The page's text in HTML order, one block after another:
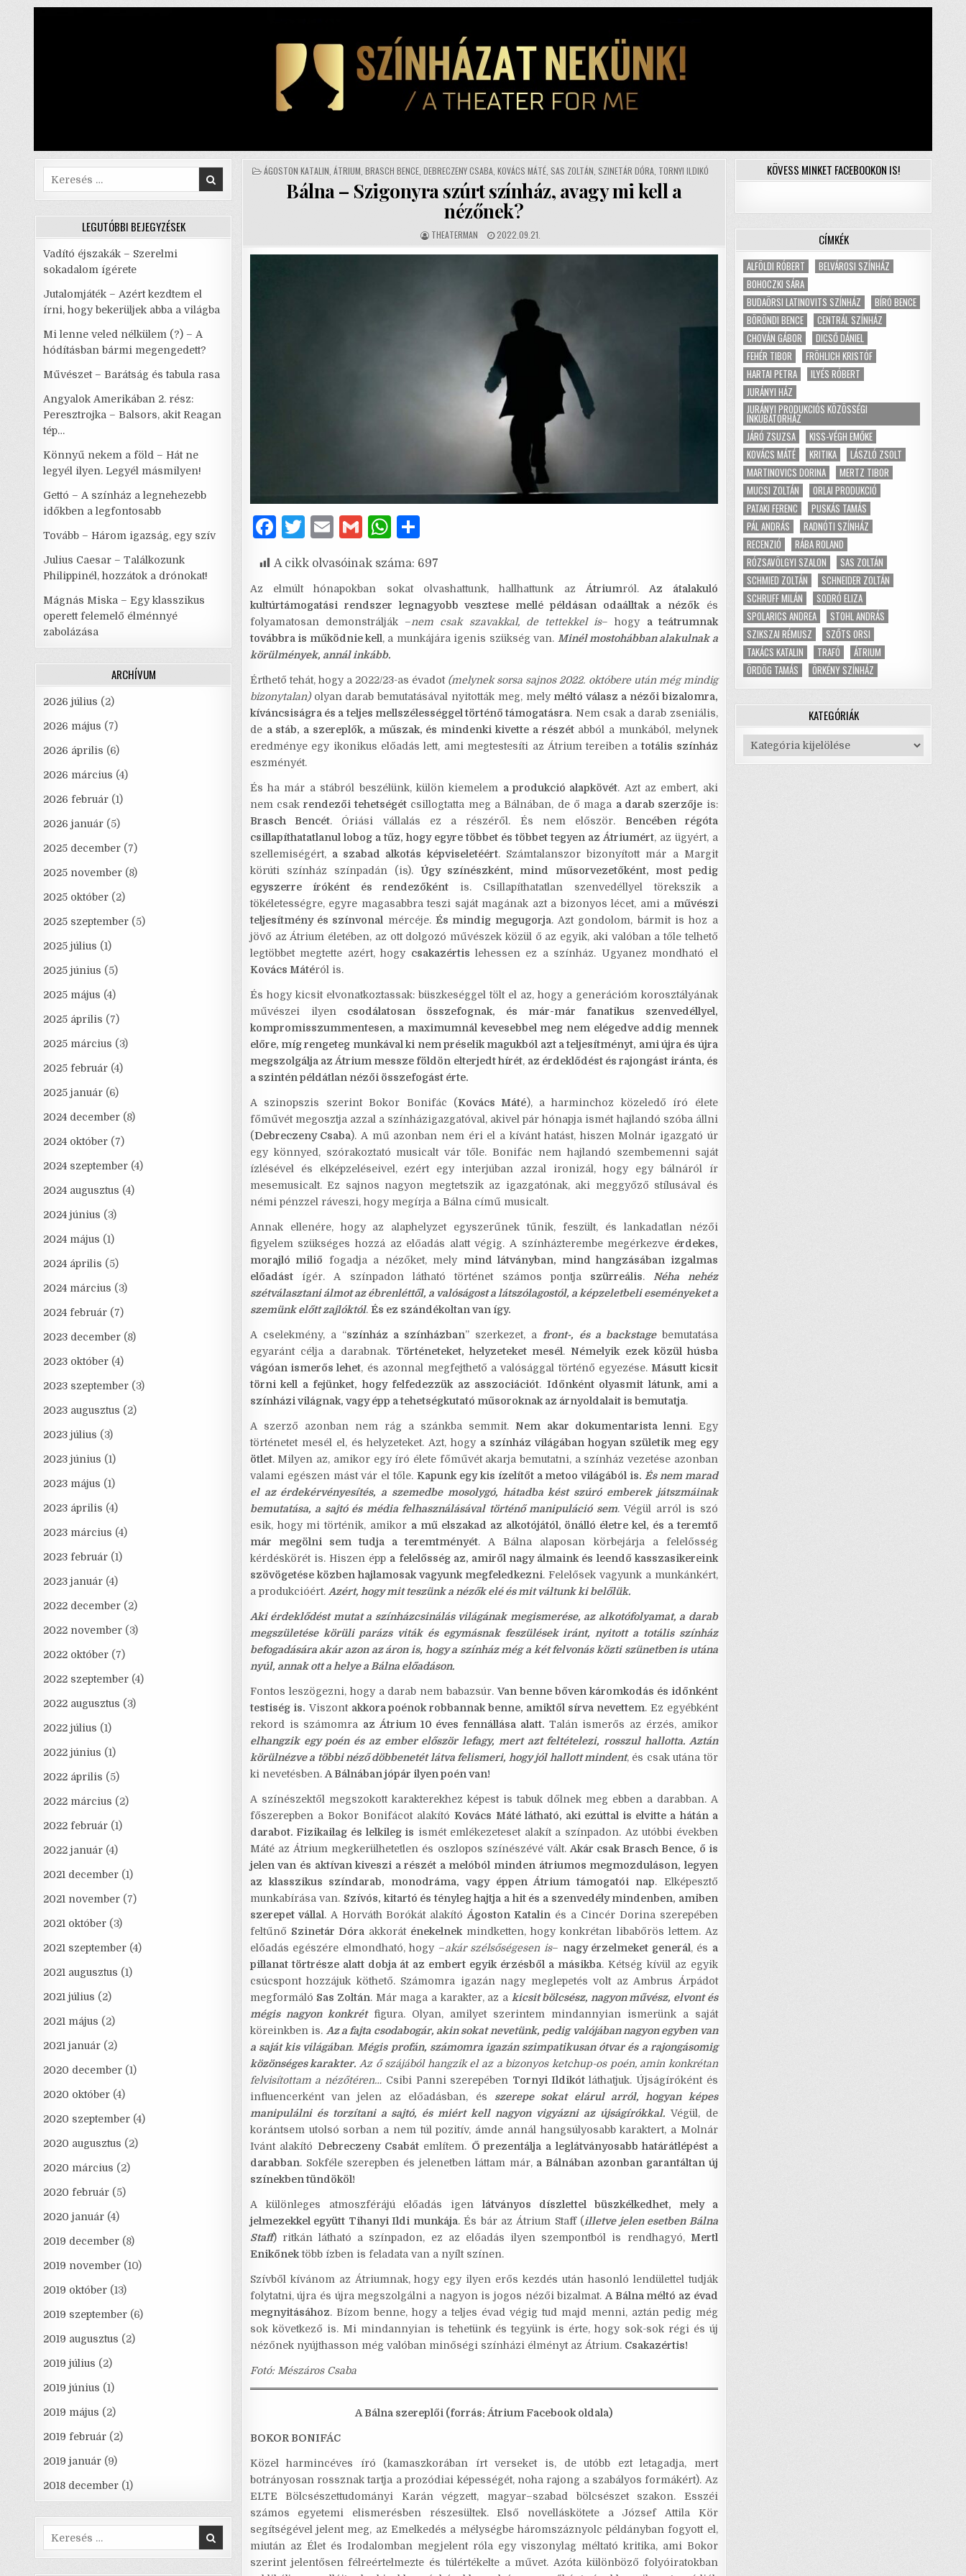
POSTED
ÁGOSTON KATALIN ÁTRIUM BRASCH BENCE, DEBRECZENY CSABA, KOVÁCS MÁTÉ, SAS ZOLTÁN SZINETÁR DÓRA, TORNYI ILDIKÓ
Bálna – Szigonyra szúrt színház, avagy mi kell a
nézőnek?
AUTHOR:
THEATERMAN
PUBLISHED
DATE:
2022.09.21.
F
c
e
b
o
o
k
T
it
te
r
E
ai
l
G
ai
l
W
at
s
A
p
S
ar
e
A cikk olvasóinak száma: 697
Az elmúlt hónapokban sokat olvashattunk, hallhattunk az Átriumról. Az átalakuló
kultúrtámogatási rendszer legnagyobb vesztese mellé példásan odaálltak a nézőkés
folyamatosan demonstrálják –nem csak szavakkal, de tettekkel is– hogy a teátrumnak
továbbra is működnie kell , a munkájára igenis szükség van. Minél mostohábban alakulnak a
körülmények, annál inkább.
Érthető tehát, hogy a 2022/23-as évadot (melynek sorsa sajnos 2022. októbere után még mindig
bizonytalan)olyan darab bemutatásával nyitották meg, mely méltó válasz a nézői bizalomra,
kíváncsiságra és a teljes mellszélességgel történő támogatásra. Nem csak a darab zseniális,
de a stáb, a szereplők, a műszak, és mindenki kivette a részétabból a munkából, melynek
eredménye egy ikonikus előadás lett, ami megtestesíti az Átrium tereiben atotális színház
eszményét.
És ha már a stábról beszélünk, külön kiemelem a produkció alapkövét. Azt az embert, aki
nem csakrendezői tehetségétcsillogtatta meg a Bálnában, de ő maga a darab szerzője is:
Brasch Bencét. Óriási vállalás ez a részéről. És nem először. Bencében régóta
csillapíthatatlanul lobog a tűz, hogy egyre többet és többet tegyen az Átriumért, az ügyért, a
szellemiségért, a szabad alkotás képviseletéért. Számtalanszor bizonyított már a Margit
körúti színház színpadán (is). Úgy színészként, mind műsorvezetőként, most pedig
egyszerre íróként és rendezőként is. Csillapíthatatlan szenvedéllyel törekszik a
tökéletességre, egyre magasabbra teszi saját magának azt a bizonyos lécet, ami a művészi
teljesítmény és színvonal
mércéje.És mindig megugorja. Azt gondolom, bármit is hoz a
jövő az Átrium életében, az ott dolgozó művészek közül ő az egyik, aki valóban a tőle telhető
legtöbbet megtette azért, hogy csakazértis lehessen ez a színház. Ugyanez mondható el
Kovács Mátéról is.
És hogy kicsit elvonatkoztassak: büszkeséggel tölt el az, hogy a generációm korosztályának
művészei ilyen csodálatosan összefognak, és már-már fanatikus szenvedéllyel,
kompromisszummentesen, a maximumnál kevesebbel meg nem elégedve addig mennek
előre, míg rengeteg munkával ki nem préselik magukból azt a teljesítményt, ami újra és újra
megszolgálja az Átrium messze földön elterjedt hírét, az érdeklődést és rajongást iránta, és
a szintén példátlan nézői összefogást érte.
A szinopszis szerint Bokor Bonifác (Kovács Máté), a harminchoz közeledő író élete
főművét megosztja azzal a színházigazgatóval, akivel pár hónapja ismét hajlandó szóba állni
(Debreczeny Csaba). A mű azonban nem éri el a kívánt hatást, hiszen Molnár igazgató úr
egy könnyed, szórakoztató musicalt vár tőle. Bonifác nem hajlandó szembemenni saját
ízlésével és elképzeléseivel, ezért egy interjúban azzal ironizál, hogy egy bálnáról ír
mesemusicalt. Ez sajnos nagyon megtetszik az igazgatónak, aki meggyőző stílusával és
némi pénzzel ráveszi, hogy megírja a Bálna című musicalt.
Annak ellenére, hogy az alaphelyzet egyszerűnek tűnik, feszült, és lankadatlan nézői
figyelem szükséges hozzá az előadás alatt végig. A színházterembe megérkezve érdekes,
morajló miliő fogadja a nézőket, mely mind látványban, mind hangzásában izgalmas
előadástígér. A színpadon látható történet számos pontja szürreális. Néha nehéz
szétválasztani álmot az ébrenléttől, a valóságost a látszólagostól, a képzeletbeli eseményeket a
szemünk előtt zajlóktól. És ez szándékoltan van így.
A cselekmény, a “színház a színházban” szerkezet, a front-, és a backstagebemutatása
egyaránt célja a darabnak. Történeteket, helyzeteket mesél . Némelyik ezek közül húsba
vágóan ismerős lehet, és azonnal megfejthető a valósággal történő egyezése. Másutt kicsit
törni kell a fejünket, hogy felfedezzük az asszociációt. Időnként olyasmit látunk, ami a
színházi világnak, vagy épp a tehetségkutató műsoroknak az árnyoldalait is bemutatja.
A szerző azonban nem rág a szánkba semmit. Nem akar dokumentarista lenni. Egy
történetet mesél el, és helyzeteket. Azt, hogy a színház világában hogyan születik meg egy
ötlet. Milyen az, amikor egy író élete főművét akarja bemutatni, a színház vezetése azonban
valami egészen mást vár el tőle. Kapunk egy kis ízelítőt a metoo világából is. És nem marad
el az érdekérvényesítés, a szemedbe mosolygó, hátadba kést szúró emberek játszmáinak
bemutatása, a sajtó és média felhasználásával történő manipuláció sem. Végül arról is szó
esik, hogy mi történik, amikor a mű elszakad az alkotójától, önálló életre kel, és a teremtő
már megölni sem tudja a teremtményét. A Bálna alaposan körbejárja a felelősség
kérdéskörét is. Hiszen épp a felelősség az, amiről nagy álmaink és leendő kasszasikereink
szövögetése közben hajlamosak vagyunk megfeledkezni. Felelősek vagyunk a munkánkért,
a produkcióért. Azért, hogy mit teszünk a nézők elé és mit váltunk ki belőlük.
Aki érdeklődést mutat a színházcsinálás világának megismerése, az alkotófolyamat, a darab
megszületése körüli parázs viták és egymásnak feszülések iránt, nyitott a totális színház
befogadására akár azon az áron is, hogy a színház még a két felvonás közti szünetben is utána
nyúl, annak ott a helye a Bálna előadáson.
Fontos leszögezni, hogy a darab nem babazsúr.Van benne bőven káromkodás és időnként
testiség is. Viszont akkora poénok robbannak benne, amiktől sírva nevettem. Ez egyébként
rekord is számomra az Átrium 10 éves fennállása alatt. Talán ismerős az érzés, amikor
elhangzik egy poén és az ember először lefagy, mert azt feltételezi, rosszul hallotta. Aztán
körülnézve a többi néző döbbenetét látva felismeri, hogy jól hallott mindent, és csak utána tör
ki nevetésben. A Bálnában jópár ilyen poén van!
A színészektől megszokott karakterekhez képest is tabuk dőlnek meg ebben a darabban. A
főszerepben a Bokor Bonifácot alakítóKovács Máté látható, aki ezúttal is elvitte a hátán a
darabot. Fizikailag és lelkileg is ismét emlékezeteset alakít a színpadon. Az utóbbi években
Máté az Átrium megkerülhetetlen és oszlopos színészévé vált. Akár csak Brasch Bence, ő is
jelen van és aktívan kiveszi a részét a melóból minden átriumos megmozduláson, legyen
az klasszikus színdarab, monodráma, vagy éppen Átrium támogatói nap. Elképesztő
munkabírása van. Szívós, kitartó és tényleg hajtja a hit és a szenvedély mindenben, amiben
szerepet vállal . A Horváth Borókát alakító Ágoston Katalin és a Cincér Dorina szerepében
feltűnő Szinetár Dóra akkorát énekelnek mindketten, hogy konkrétan libabőrös lettem. Az
előadás egészére elmondható, hogy –akár szélsőségesen is– nagy érzelmeket generál , és a
pillanat törtrésze alatt dobja át az embert egyik érzésből a másikba. Kétség kívül az egyik
csúcspont hozzájuk köthető. Számomra igazán nagy meglepetés volt az Ambrus Árpádot
megformáló Sas Zoltán. Már maga a karakter, az a kicsit bölcsész, nagyon művész, elvont és
mégis nagyon konkrétfigura. Olyan, amilyet szerintem mindannyian ismerünk a saját
köreinkben is. Az a fajta csodabogár, akin sokat nevetünk, pedig valójában nagyon egyben van
a saját kis világában. Mégis profán, számomra igazán szimpatikusan ótvar és a rajongásomig
közönséges karakter. Az ő szájából hangzik el az a bizonyos ketchup-os poén, amin konkrétan
felvisítottam a nézőtéren… Csibi Panni szerepében Tornyi Ildikótláthatjuk. Újságíróként és
influencerként van jelen az előadásban, és szerepe sokat elárul arról, hogyan képes
manipulálni és torzítani a sajtó, és miért kell nagyon vigyázni az újságírókkal.Végül, de
korántsem utolsó sorban a nem túl pozitív, ámde annál hangsúlyosabb karaktert, a Molnár
Ivánt alakító Debreczeny Csabátemlítem. Ő prezentálja a leglátványosabb határátlépést a
darabban. Sokféle szerepben és jelenetben láttam már, a Bálnában azonban garantáltan új
színekben tündököl!
A különleges atmoszférájú előadás igenlátványos díszlettel büszkélkedhet, mely a
jelmezekkel együtt Tihanyi Ildi munkája. És bár az Átrium Staff ( illetve jelen esetben Bálna
Staff) ritkán látható a színpadon, ez az előadás ilyen szempontból is rendhagyó, Mertl
Enikőnektöbb ízben is feladata van a nyílt színen.
Szívből kívánom az Átriumnak, hogy egy ilyen erős kezdés után hasonló lendülettel tudják
folytatni, újra és újra megszolgálni a nagyon is jogos nézői bizalmat. A Bálna méltó az évad
megnyitásához. Bízom benne, hogy a teljes évad végig tud majd menni, aztán pedig még
sok következő is. Mi mindannyian is tehetünk és tegyünk is érte, hogy sok-sok régi és új
nézőnek nyújthasson még valóban minőségi színházi élményt az Átrium. Csakazértis!
Fotó: Mészáros Csaba
A Bálna szereplői (forrás: Átrium Facebook oldala)
BOKOR BONIFÁC
Közel harmincéves író (kamaszkorában írt verseket is, de utóbb ezt letagadja, mert
botrányosan rossznak tartja a prozódiai képességét, noha rajong a szabályos formákért). Az
ELTE Bölcsészettudományi Karán végzett, magyar–szabad bölcsészet szakon. Esszéi
számos egyetemi elismerésben részesültek. Első novelláskötete a József Attila Kör
segítségével jelent meg, az Emelkedés a mélységbe háromszáznyolc példányban fogyott el,
miután az Élet és Irodalomban megjelent róla egy viszonylag méltató kritika, ami Bokor
szerint jelentősen félreértelmezte és túlértékelte a művet. Azóta különböző folyóiratokban
Search
for:
LEGUTÓBBI BEJEGYZÉSEK
Vadító éjszakák – Szerelmi
sokadalom ígérete
Jutalomjáték – Azért kezdtem el
írni, hogy bekerüljek abba a világba
Mi lenne veled nélkülem (?) – A
hódításban bármi megengedett?
Művészet – Barátság és tabula rasa
Angyalok Amerikában 2. rész:
Peresztrojka – Balsors, akit Reagan
tép…
Könnyű nekem a föld – Hát ne
legyél ilyen. Legyél másmilyen!
Gettó – A színház a legnehezebb
időkben a legfontosabb
Tovább – Három igazság, egy szív
Julius Caesar – Találkozunk
Philippinél, hozzátok a drónokat!
Mágnás Miska – Egy klasszikus
operett felemelő élménnyé
zabolázása
ARCHÍVUM
2026 július (2)
2026 május (7)
2026 április (6)
2026 március (4)
2026 február (1)
2026 január (5)
2025 december (7)
2025 november (8)
2025 október (2)
2025 szeptember (5)
2025 július (1)
2025 június (5)
2025 május (4)
2025 április (7)
2025 március (3)
2025 február (4)
2025 január (6)
2024 december (8)
2024 október (7)
2024 szeptember (4)
2024 augusztus (4)
2024 június (3)
2024 május (1)
2024 április (5)
2024 március (3)
2024 február (7)
2023 december (8)
2023 október (4)
2023 szeptember (3)
2023 augusztus (2)
2023 július (3)
2023 június (1)
2023 május (1)
2023 április (4)
2023 március (4)
2023 február (1)
2023 január (4)
2022 december (2)
2022 november (3)
2022 október (7)
2022 szeptember (4)
2022 augusztus (3)
2022 július (1)
2022 június (1)
2022 április (5)
2022 március (2)
2022 február (1)
2022 január (4)
2021 december (1)
2021 november (7)
2021 október (3)
2021 szeptember (4)
2021 augusztus (1)
2021 július (2)
2021 május (2)
2021 január (2)
2020 december (1)
2020 október (4)
2020 szeptember (4)
2020 augusztus (2)
2020 március (2)
2020 február (5)
2020 január (4)
2019 december (8)
2019 november (10)
2019 október (13)
2019 szeptember (6)
2019 augusztus (2)
2019 július (2)
2019 június (1)
2019 május (2)
2019 február (2)
2019 január (9)
2018 december (1)
Search
for:
KÖVESS MINKET FACEBOOKON IS!
CÍMKÉK
ALFÖLDI RÓBERT
BELVÁROSI SZÍNHÁZ
BOHOCZKI SÁRA
BUDAÖRSI LATINOVITS SZÍNHÁZ
BÍRÓ BENCE
BÖRÖNDI BENCE
CENTRÁL SZÍNHÁZ
CHOVÁN GÁBOR
DICSŐ DÁNIEL
FEHÉR TIBOR
FRÖHLICH KRISTÓF
HARTAI PETRA
ILYÉS RÓBERT
JURÁNYI HÁZ
JURÁNYI PRODUKCIÓS KÖZÖSSÉGI
INKUBÁTORHÁZ
JÁRÓ ZSUZSA
KISS-VÉGH EMŐKE
KOVÁCS MÁTÉ
KRITIKA
LÁSZLÓ ZSOLT
MARTINOVICS DORINA
MERTZ TIBOR
MUCSI ZOLTÁN
ORLAI PRODUKCIÓ
PATAKI FERENC
PUSKÁS TAMÁS
PÁL ANDRÁS
RADNÓTI SZÍNHÁZ
RECENZIÓ
RÁBA ROLAND
RÓZSAVÖLGYI SZALON
SAS ZOLTÁN
SCHMIED ZOLTÁN
SCHNEIDER ZOLTÁN
SCHRUFF MILÁN
SODRÓ ELIZA
SPOLARICS ANDREA
STOHL ANDRÁS
SZIKSZAI RÉMUSZ
SZŐTS ORSI
TAKÁCS KATALIN
TRAFÓ
ÁTRIUM
ÖRDÖG TAMÁS
ÖRKÉNY SZÍNHÁZ
KATEGÓRIÁK
Kategóriák